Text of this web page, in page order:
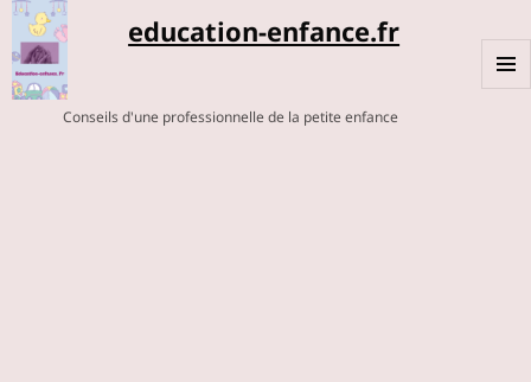
education-enfance.fr
Conseils d'une professionnelle de la petite enfance